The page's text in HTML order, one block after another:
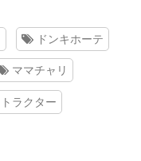
ドンキホーテ
ママチャリ
トラクター